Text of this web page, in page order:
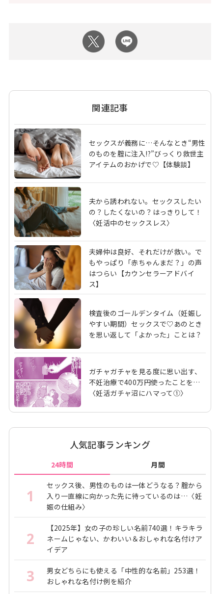
関連記事
セックスが義務に…そんなとき“男性
のものを腟に注入!?”びっくり救世主
アイテムのおかげで♡【体験談】
夫から誘われない。セックスしたい
の？したくないの？はっきりして！
〈妊活中のセックスレス〉
夫婦仲は良好、それだけが救い。で
もやっぱり「赤ちゃんまだ？」の声
はつらい【カウンセラーアドバイ
ス】
検査後のゴールデンタイム（妊娠し
やすい期間）セックスで♡あのとき
を思い返して「よかった」ことは？
ガチャガチャを見る度に思い出す、
不妊治療で400万円使ったことを…
〈妊活ガチャ沼にハマって①〉
人気記事ランキング
24時間 月間
1
セックス後、男性のものは一体どうなる？腟から
入り一直線に向かった先に待っているのは…〈妊
娠の仕組み〉
2
【2025年】女の子の珍しい名前740選！キラキラ
ネームじゃない、かわいい＆おしゃれな名付けア
イデア
3
男女どちらにも使える「中性的な名前」253選！
おしゃれな名付け例を紹介